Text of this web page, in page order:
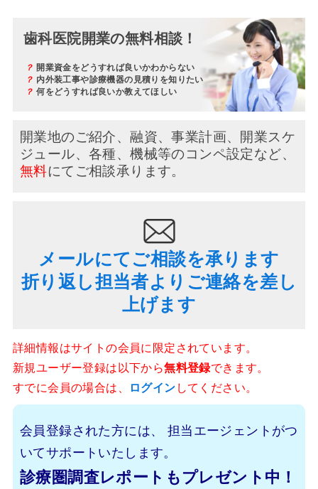
歯科医院開業の無料相談！
？開業資金をどうすれば良いかわからない
？ 内外装工事や診療機器の見積りを知りたい
？何をどうすれば良いか教えてほしい
開業地のご紹介、融資、事業計画、開業スケ
ジュール、 各種、機械等のコンペ設定など、
無料にてご相談承ります。
メールにてご相談を承ります
折り返し担当者よりご連絡を差し
上げます
詳細情報はサイトの会員に限定されています。
新規ユーザー登録は以下から無料登録できます。
すでに会員の場合は、
ログインしてください。
会員登録された方には、
担当エージェントがつ
いてサポートいたします。
診療圏調査レポートもプレゼント中！